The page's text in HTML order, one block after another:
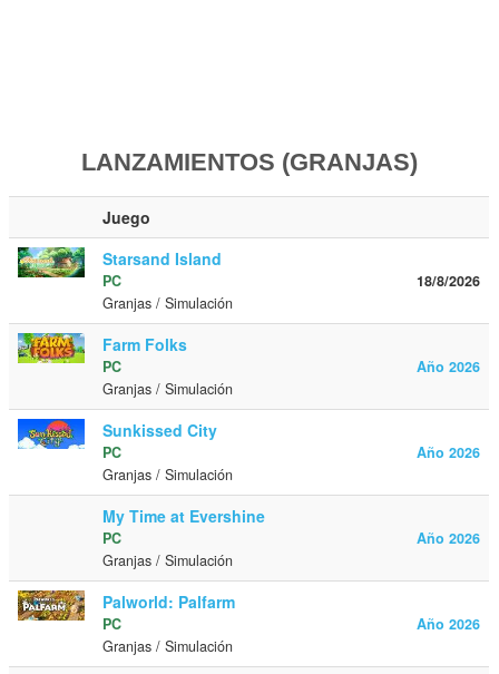
LANZAMIENTOS (GRANJAS)
Juego
Starsand Island
18/8/2026
PC
Granjas / Simulación
Farm Folks
Año 2026
PC
Granjas / Simulación
Sunkissed City
Año 2026
PC
Granjas / Simulación
My Time at Evershine
Año 2026
PC
Granjas / Simulación
Palworld: Palfarm
Año 2026
PC
Granjas / Simulación